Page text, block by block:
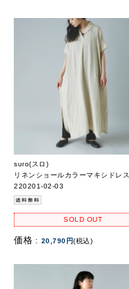
suro(スロ)
リネンショールカラーマキシドレス
220201-02-03
SOLD OUT
価格 : 20,790円(税込)